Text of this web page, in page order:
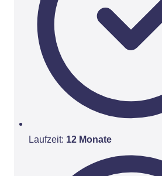
Laufzeit: 12 Monate